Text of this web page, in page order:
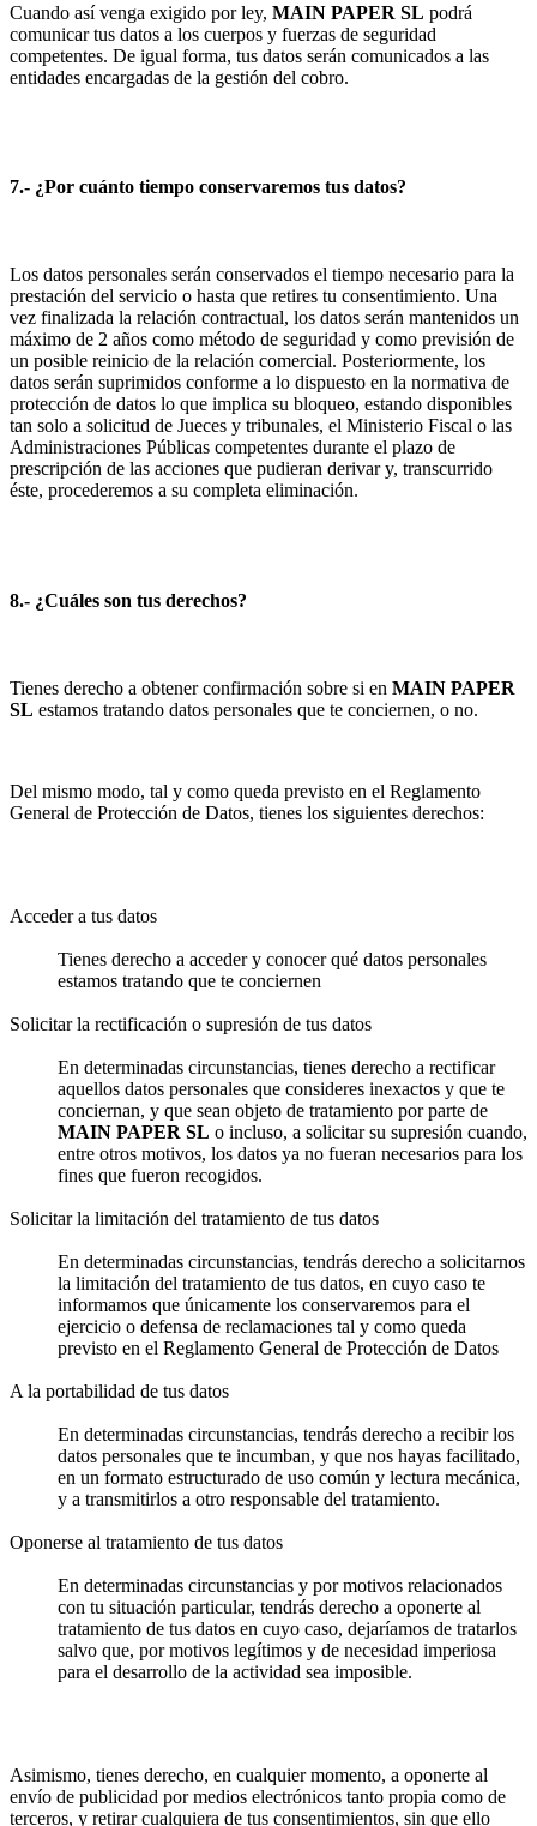
Cuando así venga exigido por ley, MAIN PAPER SL podrá
comunicar tus datos a los cuerpos y fuerzas de seguridad
competentes. De igual forma, tus datos serán comunicados a las
entidades encargadas de la gestión del cobro.
7.- ¿Por cuánto tiempo conservaremos tus datos?
Los datos personales serán conservados el tiempo necesario para la
prestación del servicio o hasta que retires tu consentimiento. Una
vez finalizada la relación contractual, los datos serán mantenidos un
máximo de 2 años como método de seguridad y como previsión de
un posible reinicio de la relación comercial. Posteriormente, los
datos serán suprimidos conforme a lo dispuesto en la normativa de
protección de datos lo que implica su bloqueo, estando disponibles
tan solo a solicitud de Jueces y tribunales, el Ministerio Fiscal o las
Administraciones Públicas competentes durante el plazo de
prescripción de las acciones que pudieran derivar y, transcurrido
éste, procederemos a su completa eliminación.
8.- ¿Cuáles son tus derechos?
Tienes derecho a obtener confirmación sobre si en MAIN PAPER
SL estamos tratando datos personales que te conciernen, o no.
Del mismo modo, tal y como queda previsto en el Reglamento
General de Protección de Datos, tienes los siguientes derechos:
Acceder a tus datos
Tienes derecho a acceder y conocer qué datos personales
estamos tratando que te conciernen
Solicitar la rectificación o supresión de tus datos
En determinadas circunstancias, tienes derecho a rectificar
aquellos datos personales que consideres inexactos y que te
conciernan, y que sean objeto de tratamiento por parte de
MAIN PAPER SL o incluso, a solicitar su supresión cuando,
entre otros motivos, los datos ya no fueran necesarios para los
fines que fueron recogidos.
Solicitar la limitación del tratamiento de tus datos
En determinadas circunstancias, tendrás derecho a solicitarnos
la limitación del tratamiento de tus datos, en cuyo caso te
informamos que únicamente los conservaremos para el
ejercicio o defensa de reclamaciones tal y como queda
previsto en el Reglamento General de Protección de Datos
A la portabilidad de tus datos
En determinadas circunstancias, tendrás derecho a recibir los
datos personales que te incumban, y que nos hayas facilitado,
en un formato estructurado de uso común y lectura mecánica,
y a transmitirlos a otro responsable del tratamiento.
Oponerse al tratamiento de tus datos
En determinadas circunstancias y por motivos relacionados
con tu situación particular, tendrás derecho a oponerte al
tratamiento de tus datos en cuyo caso, dejaríamos de tratarlos
salvo que, por motivos legítimos y de necesidad imperiosa
para el desarrollo de la actividad sea imposible.
Asimismo, tienes derecho, en cualquier momento, a oponerte al
envío de publicidad por medios electrónicos tanto propia como de
terceros, y retirar cualquiera de tus consentimientos, sin que ello